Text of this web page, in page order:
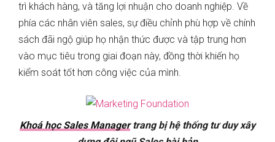
trì khách hàng, và tăng lợi nhuận cho doanh nghiệp. Về
phía các nhân viên sales, sự điều chỉnh phù hợp về chính
sách đãi ngộ giúp họ nhận thức được và tập trung hơn
vào mục tiêu trong giai đoạn này, đồng thời khiến họ
kiểm soát tốt hơn công việc của mình.
Khoá học Sales Managertrang bị hệ thống tư duy xây